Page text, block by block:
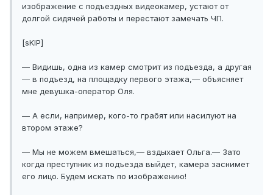
изображение с подъездных видеокамер, устают от
долгой сидячей работы и перестают замечать ЧП.
[sKIP]
— Видишь, одна из камер смотрит из подъезда, а другая
— в подъезд, на площадку первого этажа,— объясняет
мне девушка-оператор Оля.
— А если, например, кого-то грабят или насилуют на
втором этаже?
— Мы не можем вмешаться,— вздыхает Ольга.— Зато
когда преступник из подъезда выйдет, камера заснимет
его лицо. Будем искать по изображению!